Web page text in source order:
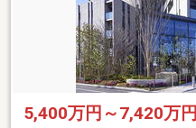
5,400万円～7,420万円